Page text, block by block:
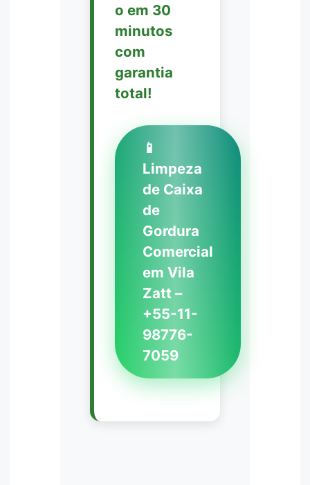
o em 30
minutos
com
garantia
total!
📱
Limpeza
de Caixa
de
Gordura
Comercial
em Vila
Zatt –
+55-11-
98776-
7059